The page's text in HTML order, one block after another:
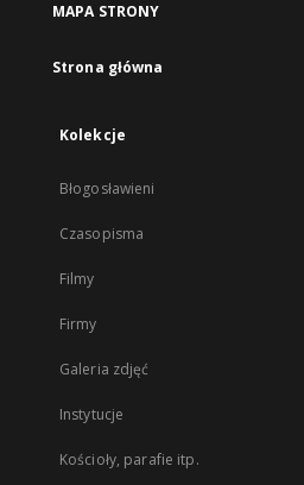
MAPA STRONY
Strona główna
Kolekcje
Błogosławieni
Czasopisma
Filmy
Firmy
Galeria zdjęć
Instytucje
Kościoły, parafie itp.